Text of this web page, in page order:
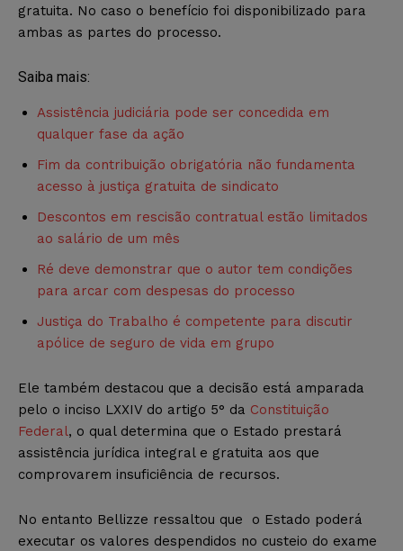
gratuita. No caso o benefício foi disponibilizado para
ambas as partes do processo.
Saiba mais:
Assistência judiciária pode ser concedida em
qualquer fase da ação
Fim da contribuição obrigatória não fundamenta
acesso à justiça gratuita de sindicato
Descontos em rescisão contratual estão limitados
ao salário de um mês
Ré deve demonstrar que o autor tem condições
para arcar com despesas do processo
Justiça do Trabalho é competente para discutir
apólice de seguro de vida em grupo
Ele também destacou que a decisão está amparada
pelo o inciso LXXIV do artigo 5° da Constituição
Federal, o qual determina que o Estado prestará
assistência jurídica integral e gratuita aos que
comprovarem insuficiência de recursos.
No entanto Bellizze ressaltou que o Estado poderá
executar os valores despendidos no custeio do exame